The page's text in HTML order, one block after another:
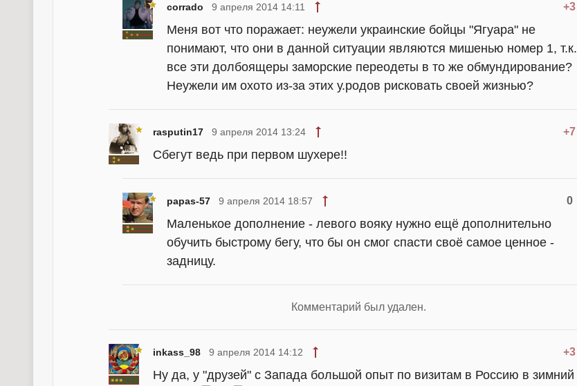
corrado +3
9 апреля 2014 14:11
Меня вот что поражает: неужели украинские бойцы "Ягуара" не
понимают, что они в данной ситуации являются мишенью номер 1, т.к.
все эти долбоящеры заморские переодеты в то же обмундирование?
Неужели им охото из-за этих у.родов рисковать своей жизнью?
rasputin17 +7
9 апреля 2014 13:24
Сбегут ведь при первом шухере!!
papas-57 0
9 апреля 2014 18:57
Маленькое дополнение - левого вояку нужно ещё дополнительно
обучить быстрому бегу, что бы он смог спасти своё самое ценное -
задницу.
Комментарий был удален.
inkass_98 +3
9 апреля 2014 14:12
Ну да, у "друзей" с Запада большой опыт по визитам в Россию в зимний